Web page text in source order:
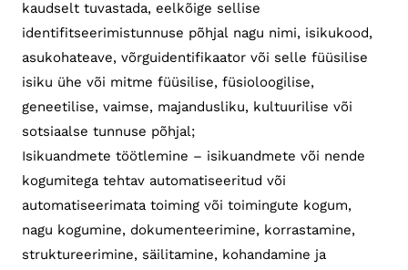
kaudselt tuvastada, eelkõige sellise
identifitseerimistunnuse põhjal nagu nimi, isikukood,
asukohateave, võrguidentifikaator või selle füüsilise
isiku ühe või mitme füüsilise, füsioloogilise,
geneetilise, vaimse, majandusliku, kultuurilise või
sotsiaalse tunnuse põhjal;
Isikuandmete töötlemine – isikuandmete või nende
kogumitega tehtav automatiseeritud või
automatiseerimata toiming või toimingute kogum,
nagu kogumine, dokumenteerimine, korrastamine,
struktureerimine, säilitamine, kohandamine ja